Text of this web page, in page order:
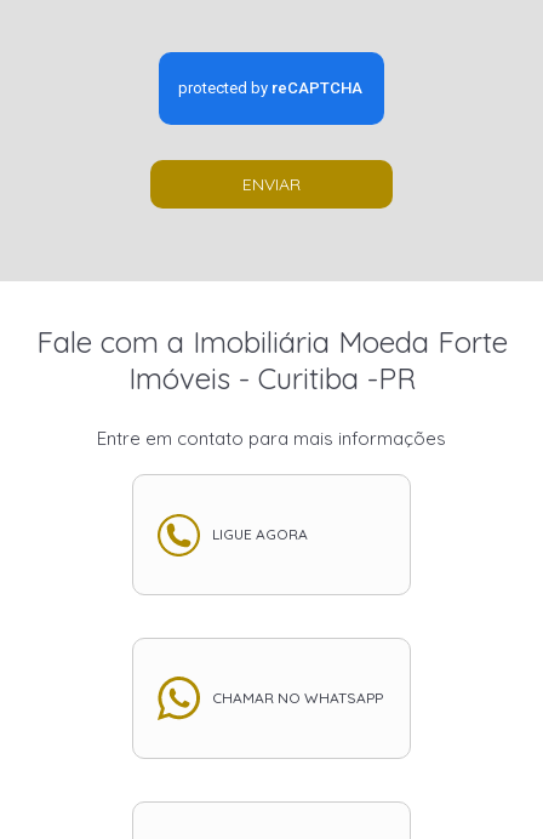
ENVIAR
Fale com a Imobiliária Moeda Forte
Imóveis - Curitiba -PR
Entre em contato para mais informações
LIGUE AGORA
CHAMAR NO WHATSAPP